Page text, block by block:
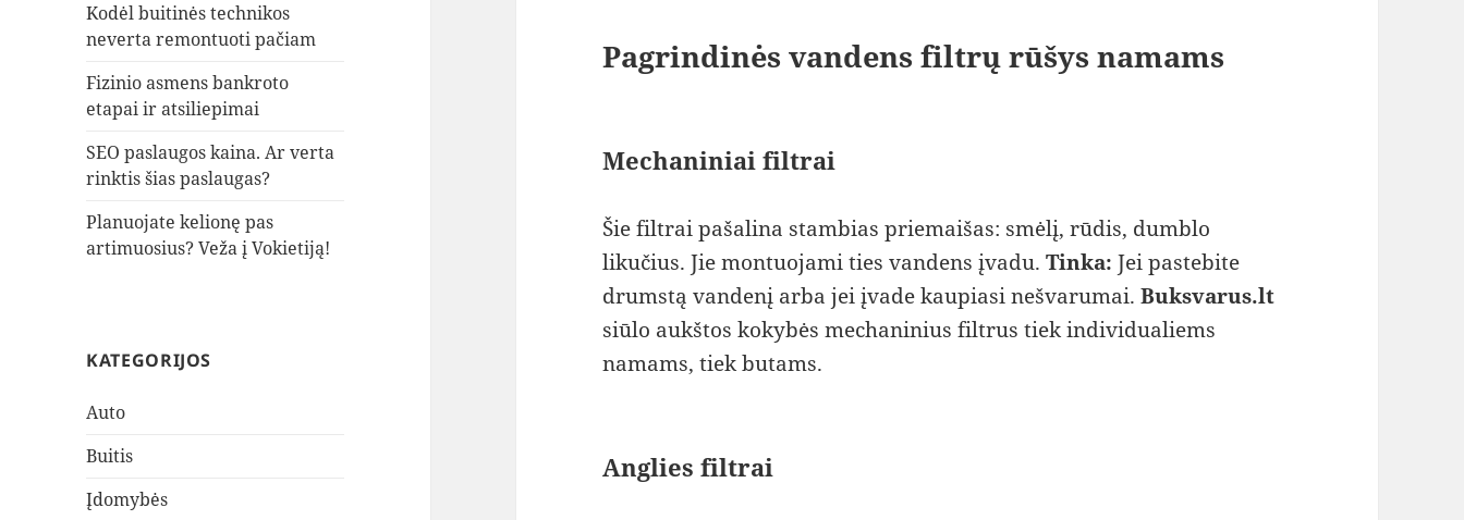
Kodėl buitinės technikos
neverta remontuoti pačiam
Fizinio asmens bankroto
etapai ir atsiliepimai
SEO paslaugos kaina. Ar verta
rinktis šias paslaugas?
Planuojate kelionę pas
artimuosius? Veža į Vokietiją!
KATEGORIJOS
Auto
Buitis
Įdomybės
Pagrindinės vandens filtrų rūšys namams
Mechaniniai filtrai
Šie filtrai pašalina stambias priemaišas: smėlį, rūdis, dumblo
likučius. Jie montuojami ties vandens įvadu.Tinka: Jei pastebite
drumstą vandenį arba jei įvade kaupiasi nešvarumai.Buksvarus.lt
siūlo aukštos kokybės mechaninius filtrus tiek individualiems
namams, tiek butams.
Anglies filtrai